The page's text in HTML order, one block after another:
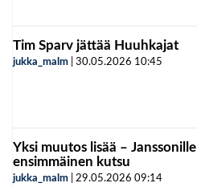
Tim Sparv jättää Huuhkajat
jukka_malm 30.05.2026 10:45
Yksi muutos lisää – Janssonille
ensimmäinen kutsu
jukka_malm 29.05.2026 09:14